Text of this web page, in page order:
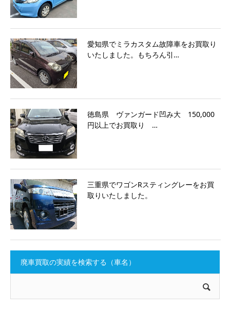
愛知県でミラカスタム故障車をお買取り
いたしました。もちろん引…
徳島県 ヴァンガード凹み大 150,000
円以上でお買取り …
三重県でワゴンRスティングレーをお買
取りいたしました。
廃車買取の実績を検索する（車名）